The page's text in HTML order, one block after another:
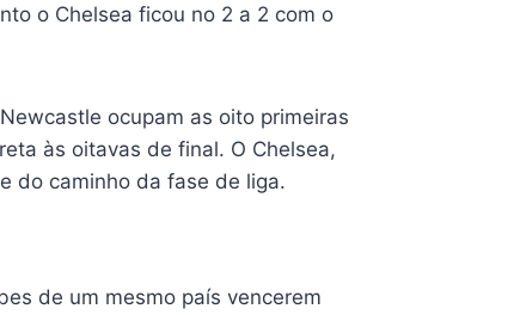
o Chelsea ficou no 2 a 2 com o
ocupam as oito primeiras
às oitavas de final. O Chelsea,
do caminho da fase de liga.
de um mesmo país vencerem